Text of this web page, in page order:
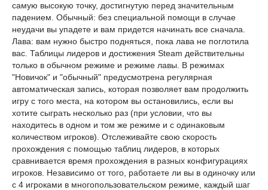
самую высокую точку, достигнутую перед значительным
падением. Обычный: без специальной помощи в случае
неудачи вы упадете и вам придется начинать все сначала.
Лава: вам нужно быстро подняться, пока лава не поглотила
вас. Таблицы лидеров и достижения Steam действительны
только в обычном режиме и режиме лавы. В режимах
"Новичок" и "обычный" предусмотрена регулярная
автоматическая запись, которая позволяет вам продолжить
игру с того места, на котором вы остановились, если вы
хотите сыграть несколько раз (при условии, что вы
находитесь в одном и том же режиме и с одинаковым
количеством игроков). Отслеживайте свою скорость
прохождения с помощью таблиц лидеров, в которых
сравнивается время прохождения в разных конфигурациях
игроков. Независимо от того, работаете ли вы в одиночку или
с 4 игроками в многопользовательском режиме, каждый шаг